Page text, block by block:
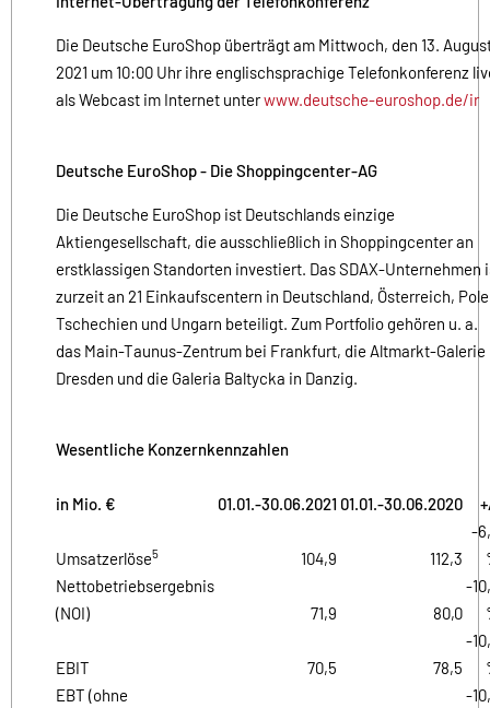
Die Deutsche EuroShop überträgt am Mittwoch, den 13.
2021 um 10:00 Uhr ihre englischsprachige Telefonkonferenz
als Webcast im Internet unterwww.deutsche-euroshop.de/ir
Deutsche EuroShop - Die Shoppingcenter-AG
Die Deutsche EuroShop ist Deutschlands einzige
Aktiengesellschaft, die ausschließlich in Shoppingcenter an
erstklassigen Standorten investiert. Das SDAX-Unternehmen
zurzeit an 21 Einkaufscentern in Deutschland, Österreich,
Tschechien und Ungarn beteiligt. Zum Portfolio gehören u. a.
das Main-Taunus-Zentrum bei Frankfurt, die Altmarkt-Galerie
Dresden und die Galeria Baltycka in Danzig.
Wesentliche Konzernkennzahlen
in Mio. € 01.01.-30.06.2021 01.01.-30.06.2020
Umsatzerlöse5 104,9 112,3
-
Nettobetriebsergebnis
(NOI)
71,9 80,0
-
EBIT 70,5 78,5
-
EBT (ohne
-